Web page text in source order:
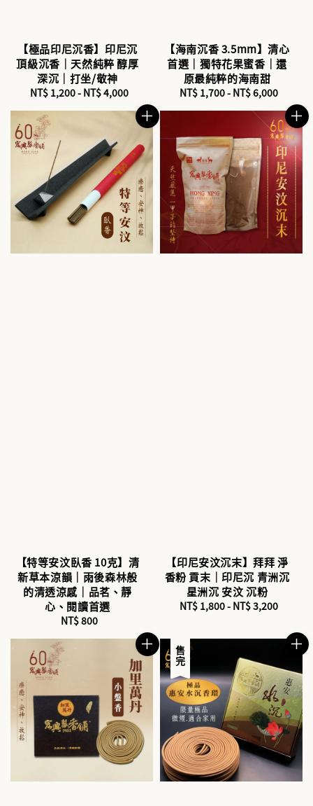
【極品印尼沉香】印尼沉
頂級沉香｜天然純粹 醇厚
深沉｜打坐/敬神
Regular
NT$ 1,200- NT$ 4,000
【海南沉香 3.5mm】清心
首選｜獨特花果蜜香｜還
原最純粹的海南甜
Regular
NT$ 1,700- NT$ 6,000
【特等安汶臥香 10克】清
新草本涼韻｜雨後森林般
的清透涼感｜品茗、靜
心、閱讀首選
Regular
NT$ 800
【印尼安汶沉末】拜拜 淨
香粉 貢末｜印尼沉 青洲沉
星洲沉 安汶 沉粉
Regular
NT$ 1,800- NT$ 3,200
售完